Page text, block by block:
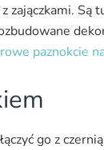
zajączkami. Są
paznokcie
go z